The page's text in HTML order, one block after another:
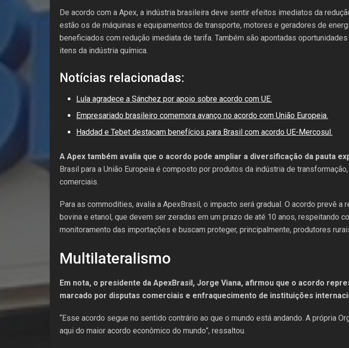
De acordo com a Apex, a indústria brasileira deve sentir efeitos imediatos da
estão os de máquinas e equipamentos de transporte, motores e geradores de
beneficiados com redução imediata de tarifa. Também são apontadas
itens da indústria química.
Notícias relacionadas:
Lula agradece a Sánchez por apoio sobre acordo com UE.
Empresariado brasileiro comemora avanço no acordo com União Europeia.
Haddad e Tebet destacam benefícios para Brasil com acordo UE-Mercosul.
A Apex também avalia que o acordo pode ampliar a diversificação da pauta
Brasil para a União Europeia é composto por produtos da indústria de
comerciais.
Para as commodities, avalia a ApexBrasil, o impacto será gradual. O acordo prevê
bovina e etanol, que devem ser zeradas em um prazo de até 10 anos, respeitando
monitoramento das importações e buscam proteger, principalmente, produtores
Multilateralismo
Em nota, o presidente da ApexBrasil, Jorge Viana, afirmou que o acordo
marcado por disputas comerciais e enfraquecimento de instituições
“Esse acordo segue no sentido contrário ao que o mundo está andando. A própria
aqui do maior acordo econômico do mundo”, ressaltou.